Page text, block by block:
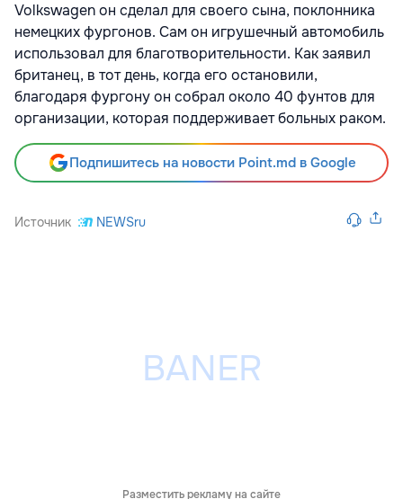
Volkswagen он сделал для своего сына, поклонника
немецких фургонов. Сам он игрушечный автомобиль
использовал для благотворительности. Как заявил
британец, в тот день, когда его остановили,
благодаря фургону он собрал около 40 фунтов для
организации, которая поддерживает больных раком.
Подпишитесь на новости Point.md в Google
Источник NEWSru
Разместить рекламу на сайте